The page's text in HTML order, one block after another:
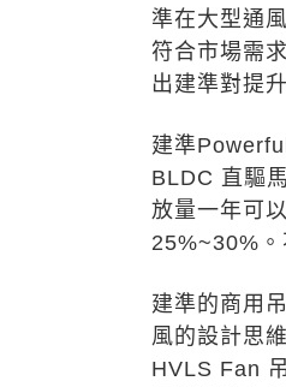
準在大型通
符合市場需
出建準對提
建準
BLDC 直驅
放量一年可
25%~30%
建準的商用
風的設計思
HVLS Fan